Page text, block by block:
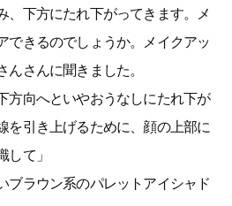
、下方にたれ下がってきます。メ
できるのでしょうか。メイクアッ
んさんに聞きました。
方向へといやおうなしにたれ下が
を引き上げるために、顔の上部に
して」
ブラウン系のパレットアイシャド